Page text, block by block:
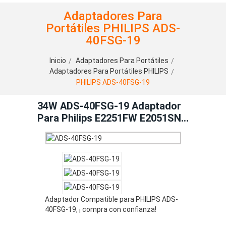
Adaptadores Para
Portátiles PHILIPS ADS-
40FSG-19
Inicio
Adaptadores Para Portátiles
Adaptadores Para Portátiles PHILIPS
PHILIPS ADS-40FSG-19
34W ADS-40FSG-19 Adaptador
Para Philips E2251FW E2051SN
I2251F I2351F
Adaptador Compatible para PHILIPS ADS-
40FSG-19, ¡ compra con confianza!